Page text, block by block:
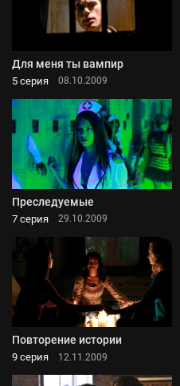
Для меня ты вампир
5 серия 08.10.2009
Преследуемые
7 серия 29.10.2009
Повторение истории
9 серия 12.11.2009